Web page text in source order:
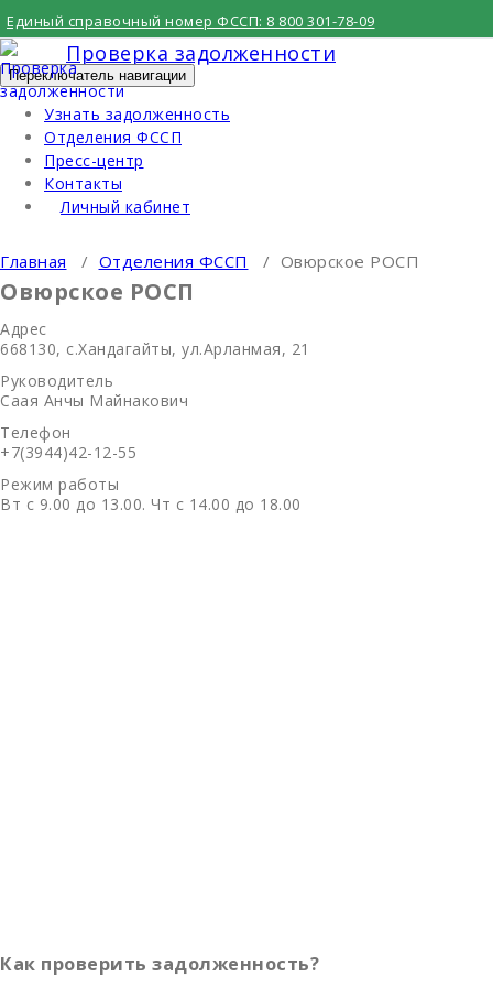
Перейти
к
содержимому
Единый справочный номер ФССП: 8 800 301-78-09
Проверка задолженности
Переключатель навигации
Узнать задолженность
Отделения ФССП
Пресс-центр
Контакты
Личный кабинет
Главная / Отделения ФССП / Овюрское РОСП
Овюрское РОСП
Адрес
668130, с.Хандагайты, ул.Арланмая, 21
Руководитель
Саая Анчы Майнакович
Телефон
+7(3944)42-12-55
Режим работы
Вт с 9.00 до 13.00. Чт с 14.00 до 18.00
Как проверить задолженность?